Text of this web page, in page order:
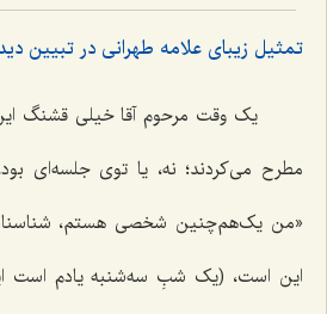
تمثیل زیبای علامه طهرانی در تبیین
یک وقت مرحوم آقا خیلی قشنگ
مطرح می‌کردند؛ نه، یا توی جلسه‌ای
«من یک‌هم‌چنین شخصی هستم،
این است، (یک شبِ سه‌شنبه یادم است